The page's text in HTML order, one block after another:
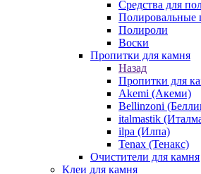
Средства для
Полировальные
Полироли
Воски
Пропитки для камня
Назад
Пропитки для
Akemi (Акеми)
Bellinzoni
italmastik
ilpa (Илпа)
Tenax (Тенакс)
Очистители для камня
Клеи для камня